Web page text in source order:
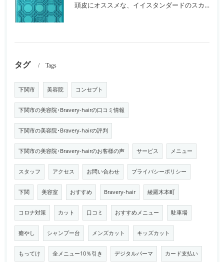
頭皮にオススメな、イイスタンダードのスカルプ系シャンプー＆トリートメントです！
タグ Tags
下関市 美容院 コンセプト
下関市の美容院･Bravery-hairの口コミ情報
下関市の美容院･Bravery-hairの評判
下関市の美容院･Bravery-hairのお客様の声 サービス メニュー
スタッフ アクセス お問い合わせ プライバシーポリシー
下関 美容室 おすすめ Bravery-hair 綾羅木本町
コロナ対策 カット 口コミ おすすめメニュー 駐車場
癒やし シャンプー台 メンズカット キッズカット
もってけ 全メニュー10％引き デジタルパーマ カード支払い